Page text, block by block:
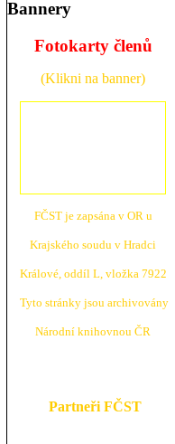
Bannery
Fotokarty členů
(Klikni na banner)
FČST je zapsána v OR u
Krajského soudu v Hradci
Králové, oddíl L, vložka 7922
Tyto stránky jsou archivovány
Národní knihovnou ČR
Partneři FČST